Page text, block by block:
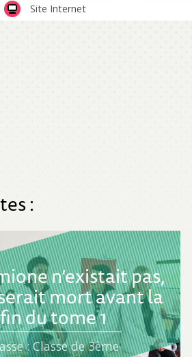
Site Internet
:
n’existait pas,
mort avant la
fin du tome 1
: Classe de 3ème